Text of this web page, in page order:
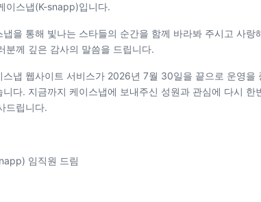
이스냅(K-snapp)입니다.
냅을 통해 빛나는 스타들의 순간을 함께 바라봐 주시고 사랑
분께 깊은 감사의 말씀을 드립니다.
스냅 웹사이트 서비스가 2026년 7월 30일을 끝으로 운영을
니다. 지금까지 케이스냅에 보내주신 성원과 관심에 다시 한
드립니다.
임직원 드림